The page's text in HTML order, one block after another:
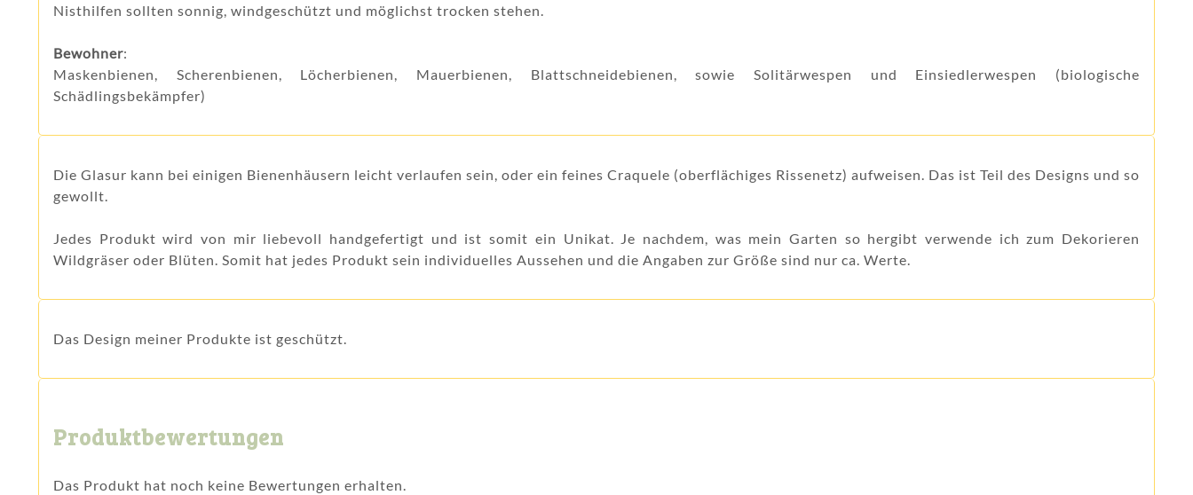
Nisthilfen sollten sonnig, windgeschützt und möglichst trocken stehen.
Bewohner:
Maskenbienen, Scherenbienen, Löcherbienen, Mauerbienen, Blattschneidebienen, sowie Solitärwespen und Einsiedlerwespen (biologische
Schädlingsbekämpfer)
Die Glasur kann bei einigen Bienenhäusern leicht verlaufen sein, oder ein feines Craquele (oberflächiges Rissenetz) aufweisen. Das ist Teil des Designs und so
gewollt.
Jedes Produkt wird von mir liebevoll handgefertigt und ist somit ein Unikat. Je nachdem, was mein Garten so hergibt verwende ich zum Dekorieren
Wildgräser oder Blüten. Somit hat jedes Produkt sein individuelles Aussehen und die Angaben zur Größe sind nur ca. Werte.
Das Design meiner Produkte ist geschützt.
Produktbewertungen
Das Produkt hat noch keine Bewertungen erhalten.